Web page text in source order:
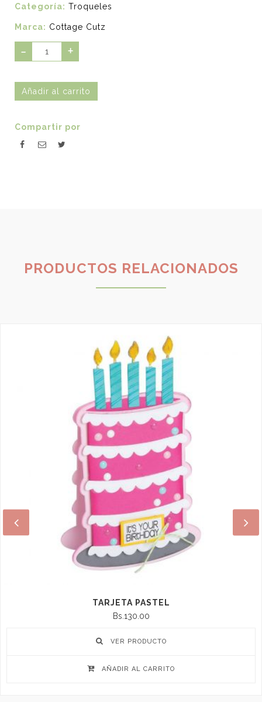
Categoría: Troqueles
Marca: Cottage Cutz
+
-
Compartir por
PRODUCTOS RELACIONADOS
TARJETA PASTEL
Bs.130.00
VER PRODUCTO
AÑADIR AL CARRITO